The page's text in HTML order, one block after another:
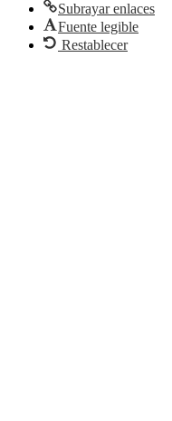
Subrayar enlaces
Fuente legible
Restablecer